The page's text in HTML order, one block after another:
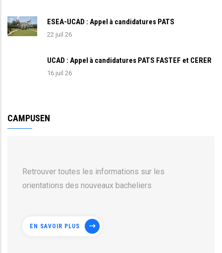
ESEA-UCAD : Appel à candidatures PATS
22 juil 26
UCAD : Appel à candidatures PATS FASTEF et CERER
16 juil 26
CAMPUSEN
Retrouver toutes les informations sur les
orientations des nouveaux bacheliers
EN SAVOIR PLUS